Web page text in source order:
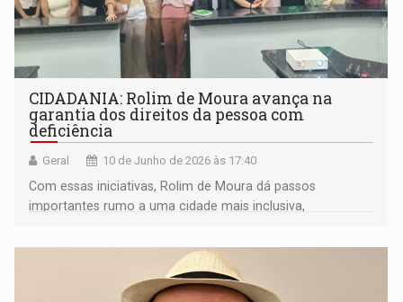
CIDADANIA: Rolim de Moura avança na
garantia dos direitos da pessoa com
deficiência
Geral 10 de Junho de 2026 às 17:40
Com essas iniciativas, Rolim de Moura dá passos
importantes rumo a uma cidade mais inclusiva,
acessível e justo para todos